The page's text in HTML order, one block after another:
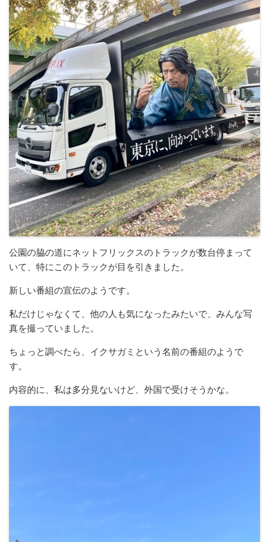
公園の脇の道にネットフリックスのトラックが数台停まって
いて、特にこのトラックが目を引きました。
新しい番組の宣伝のようです。
私だけじゃなくて、他の人も気になったみたいで、みんな写
真を撮っていました。
ちょっと調べたら、イクサガミという名前の番組のようで
す。
内容的に、私は多分見ないけど、外国で受けそうかな。